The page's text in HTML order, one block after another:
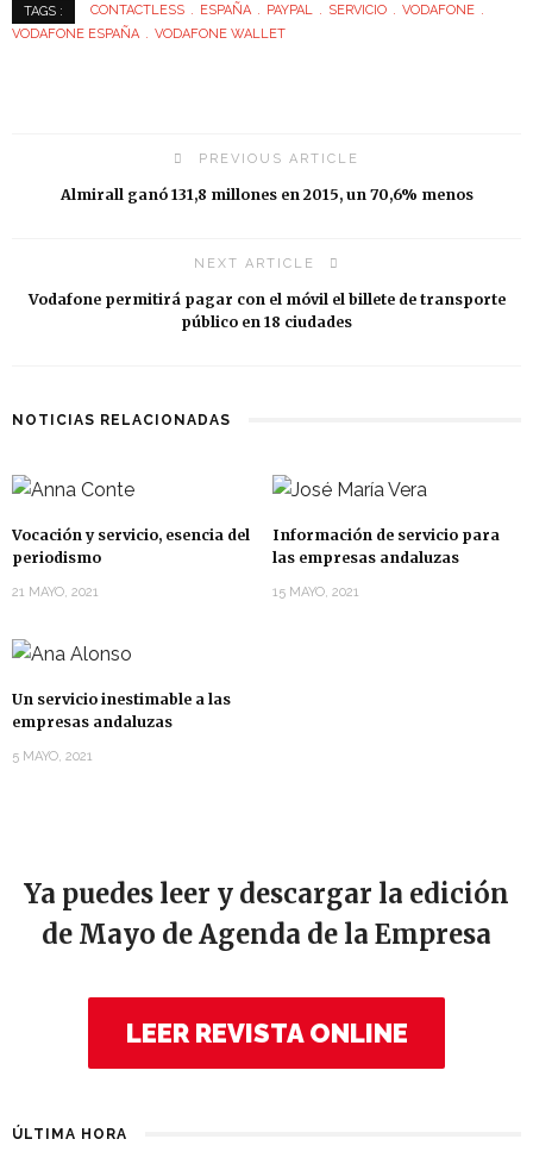
TAGS : CONTACTLESS ESPAÑA PAYPAL SERVICIO
VODAFONE
VODAFONE ESPAÑA
VODAFONE WALLET
PREVIOUS ARTICLE
Almirall ganó 131,8 millones en 2015, un 70,6% menos
NEXT ARTICLE
Vodafone permitirá pagar con el móvil el billete de transporte
público en 18 ciudades
NOTICIAS RELACIONADAS
Vocación y servicio, esencia del
periodismo
21 MAYO, 2021
Información de servicio para
las empresas andaluzas
15 MAYO, 2021
Un servicio inestimable a las
empresas andaluzas
5 MAYO, 2021
Ya puedes leer y descargar la edición
de Mayo de Agenda de la Empresa
LEER REVISTA ONLINE
ÚLTIMA HORA